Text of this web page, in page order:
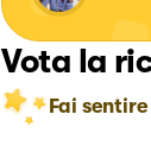
Vota la
Fai